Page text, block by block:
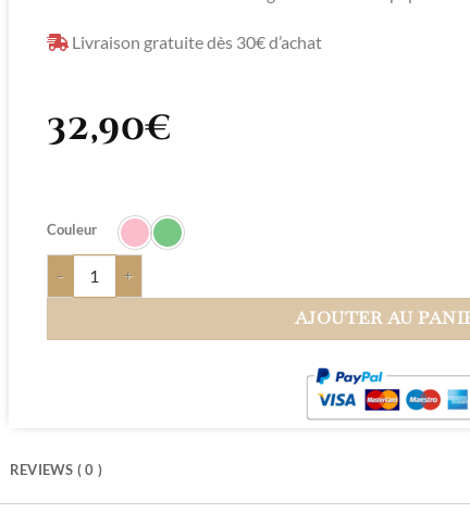
Livraison gratuite dès 30€ d’achat
32,90€
Couleur
AJOUTER AU
REVIEWS ( 0 )